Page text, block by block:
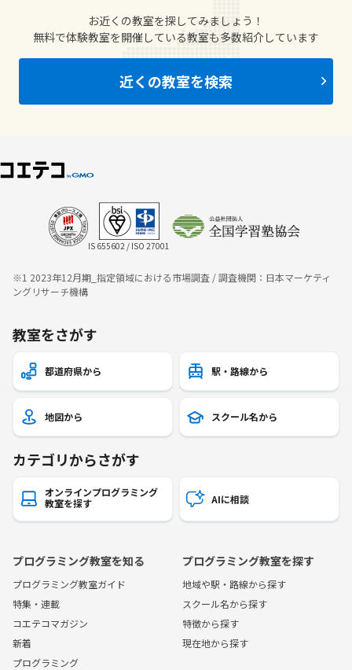
お近くの教室を探してみましょう！
無料で体験教室を開催している教室も多数紹介しています
近くの教室を検索
IS 655602 / ISO 27001
※1 2023年12月期_指定領域における市場調査 / 調査機関：日本マーケティ
ングリサーチ機構
教室をさがす
都道府県から 駅・路線から
地図から スクール名から
カテゴリからさがす
オンラインプログラミング
教室を探す
AIに相談
プログラミング教室を知る
プログラミング教室ガイド
特集・連載
コエテコマガジン
新着
プログラミング
プログラミング教室を探す
地域や駅・路線から探す
スクール名から探す
特徴から探す
現在地から探す